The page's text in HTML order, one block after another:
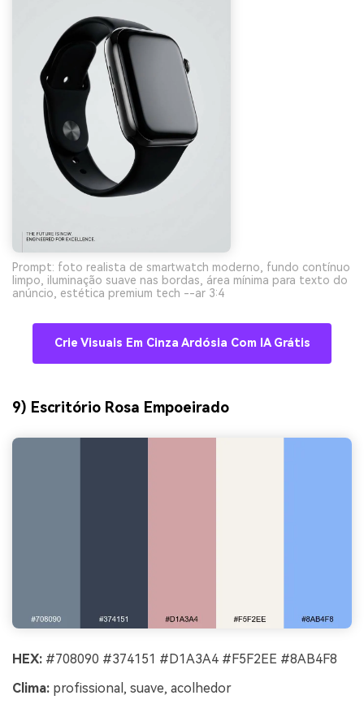
Prompt: foto realista de smartwatch moderno, fundo contínuo
limpo, iluminação suave nas bordas, área mínima para texto do
anúncio, estética premium tech --ar 3:4
Crie Visuais Em Cinza Ardósia Com IA Grátis
9) Escritório Rosa Empoeirado
HEX: #708090 #374151 #D1A3A4 #F5F2EE #8AB4F8
Clima: profissional, suave, acolhedor